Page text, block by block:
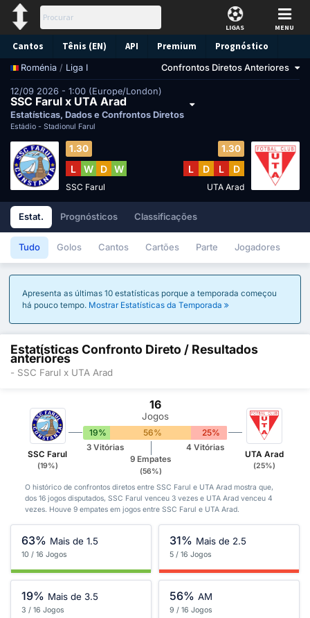
LIGAS MENU
Cantos Tênis (EN) API Premium Prognóstico
Roménia / Liga I Confrontos Diretos Anteriores
12/09 2026 - 1:00 (Europe/London)
SSC Farul x UTA Arad
Estatísticas, Dados e Confrontos Diretos
Estádio - Stadionul Farul
1.30
L W D W
SSC Farul
1.30
L D L D
UTA Arad
Estat. Prognósticos Classificações
Tudo Golos Cantos Cartões Parte Jogadores
Apresenta as últimas 10 estatísticas porque a temporada começou
há pouco tempo. Mostrar Estatísticas da Temporada
Estatísticas Confronto Direto / Resultados
anteriores
- SSC Farul x UTA Arad
SSC Farul
(19%)
16
Jogos
19% 56% 25%
3 Vitórias
9 Empates
(56%)
4 Vitórias
UTA Arad
(25%)
O histórico de confrontos diretos entre SSC Farul e UTA Arad mostra que,
dos 16 jogos disputados, SSC Farul venceu 3 vezes e UTA Arad venceu 4
vezes. Houve 9 empates em jogos entre SSC Farul e UTA Arad.
63% Mais de 1.5
10 / 16 Jogos
31% Mais de 2.5
5 / 16 Jogos
19% Mais de 3.5
3 / 16 Jogos
56% AM
9 / 16 Jogos